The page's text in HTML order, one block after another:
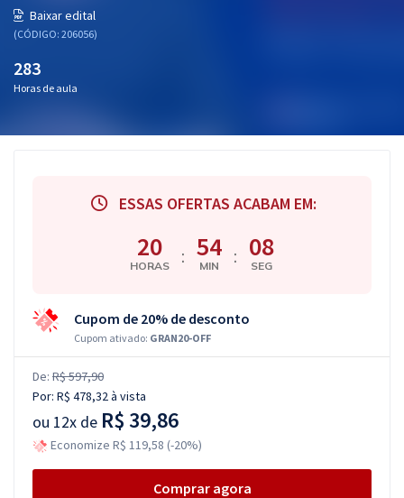
Questões grátis
Conteúdo gratuito
Baixar edital
(CÓDIGO: 206056)
283
Horas de aula
ESSAS OFERTAS ACABAM EM:
20
HORAS : 54
MIN : 08
SEG
Cupom de 20% de desconto
Cupom ativado: GRAN20-OFF
De: R$ 597,90
Por: R$ 478,32à vista
ou 12x de R$ 39,86
Economize R$ 119,58 (-20%)
Comprar agora